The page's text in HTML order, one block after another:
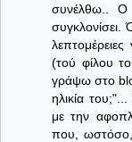
συνέλθω.. Ο
συγκλονίσει.
(τού φίλου
γράψω στο
ηλικία
με την
που, ωστόσο,